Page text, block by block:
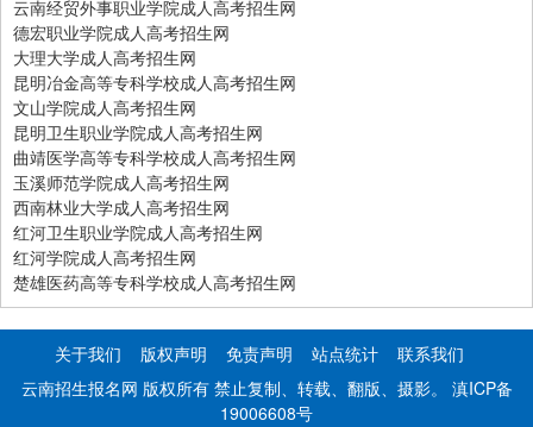
云南经贸外事职业学院成人高考招生网
德宏职业学院成人高考招生网
大理大学成人高考招生网
昆明冶金高等专科学校成人高考招生网
文山学院成人高考招生网
昆明卫生职业学院成人高考招生网
曲靖医学高等专科学校成人高考招生网
玉溪师范学院成人高考招生网
西南林业大学成人高考招生网
红河卫生职业学院成人高考招生网
红河学院成人高考招生网
楚雄医药高等专科学校成人高考招生网
关于我们 版权声明 免责声明 站点统计
联系我们
云南招生报名网 版权所有 禁止复制、转载、翻版、摄影。 滇ICP备
19006608号